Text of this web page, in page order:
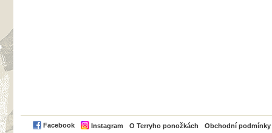
Facebook Instagram O Terryho ponožkách Obchodní podmínky
PayPal